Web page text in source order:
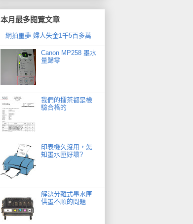
本月最多閱覽文章
網拍噩夢 婦人失金1千5百多萬
Canon MP258 墨水
量歸零
我們的擂茶都是檢
驗合格的
印表機久沒用，怎
知墨水匣好壞?
解決分離式墨水匣
供墨不順的問題